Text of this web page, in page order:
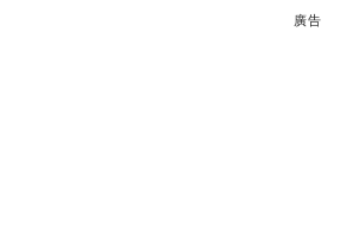
廣告